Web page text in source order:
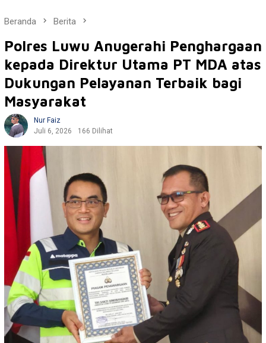
Beranda Berita
Polres Luwu Anugerahi Penghargaan
kepada Direktur Utama PT MDA atas
Dukungan Pelayanan Terbaik bagi
Masyarakat
Nur Faiz
Juli 6, 2026
166 Dilihat